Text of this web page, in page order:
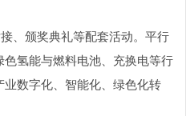
、颁奖典礼等配套活动。平行
氢能与燃料电池、充换电等行
数字化、智能化、绿色化转